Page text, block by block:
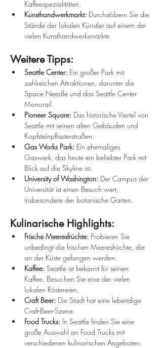
Kaffeespezialitäten.
Kunsthandwerkmarkt: Durchstöbern Sie die
Stände der lokalen Künstler auf einem der
vielen Kunsthandwerksmärkte.
Weitere Tipps:
Seattle Center: Ein großer Park mit
zahlreichen Attraktionen, darunter die
Space Needle und das Seattle Center
Monorail.
Pioneer Square: Das historische Viertel von
Seattle mit seinen alten Gebäuden und
Kopfsteinpflasterstraßen.
Gas Works Park: Ein ehemaliges
Gaswerk, das heute ein beliebter Park mit
Blick auf die Skyline ist.
University of Washington: Der Campus der
Universität ist einen Besuch wert,
insbesondere der botanische Garten.
Kulinarische Highlights:
Frische Meeresfrüchte: Probieren Sie
unbedingt die frischen Meeresfrüchte, die
an der Küste gefangen werden.
Kaffee: Seattle ist bekannt für seinen
Kaffee. Besuchen Sie eine der vielen
lokalen Röstereien.
Craft Beer: Die Stadt hat eine lebendige
Craft-Beer-Szene.
Food Trucks: In Seattle finden Sie eine
große Auswahl an Food Trucks mit
verschiedenen kulinarischen Angeboten.